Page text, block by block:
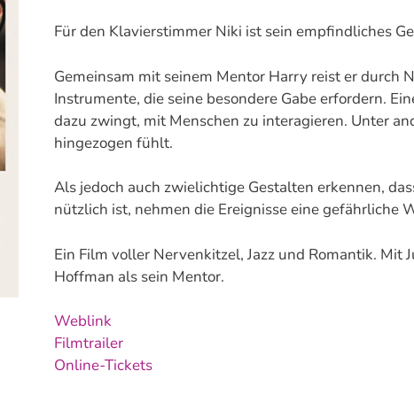
Für den Klavierstimmer Niki ist sein empfindliches
Gemeinsam mit seinem Mentor Harry reist er durch
Instrumente, die seine besondere Gabe erfordern.
dazu zwingt, mit Menschen zu interagieren. Unter
hingezogen fühlt.
Als jedoch auch zwielichtige Gestalten erkennen,
nützlich ist, nehmen die Ereignisse eine gefährliche
Ein Film voller Nervenkitzel, Jazz und Romantik. Mit
Hoffman als sein Mentor.
Weblink
Filmtrailer
Online-Tickets